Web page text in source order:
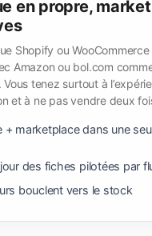
en propre,
Shopify ou
Amazon ou bol.com
Vous tenez surtout à
et à ne pas vendre deux
+ marketplace dans une
des fiches pilotées par
bouclent vers le stock